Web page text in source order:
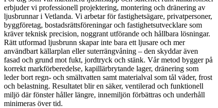
erbjuder vi professionell projektering, montering och dränering av
ljusbrunnar i Vetlanda. Vi arbetar för fastighetsägare, privatpersoner,
byggföretag, bostadsrättsföreningar och fastighetsutvecklare som
kräver teknisk precision, noggrant utförande och hållbara lösningar.
Rätt utformad ljusbrunn skapar inte bara ett ljusare och mer
användbart källarplan eller suterrängvåning – den skyddar även
fasad och grund mot fukt, jordtryck och stänk. Vår metod bygger på
korrekt markförberedelse, kapillärbrytande lager, dränering som
leder bort regn- och smältvatten samt materialval som tål väder, frost
och belastning. Resultatet blir en säker, ventilerad och funktionell
miljö där fönster håller längre, innemiljön förbättras och underhåll
minimeras över tid.